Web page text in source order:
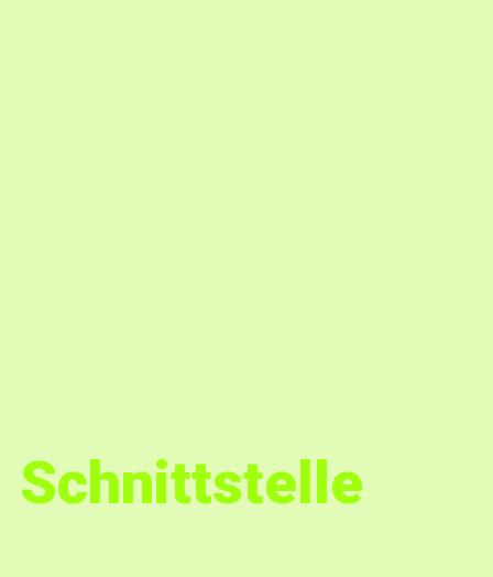
Schnittstelle